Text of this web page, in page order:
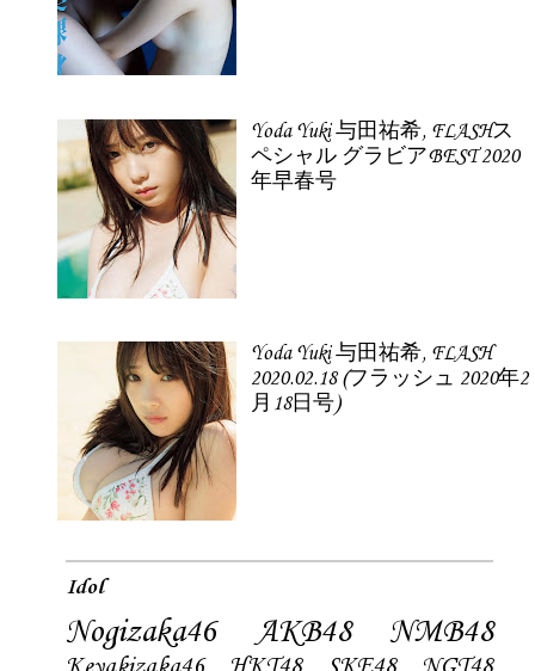
Yoda Yuki 与田祐希, FLASHス
ペシャル グラビアBEST 2020
年早春号
Yoda Yuki 与田祐希, FLASH
2020.02.18 (フラッシュ 2020年2
月18日号)
Idol
Nogizaka46 AKB48 NMB48